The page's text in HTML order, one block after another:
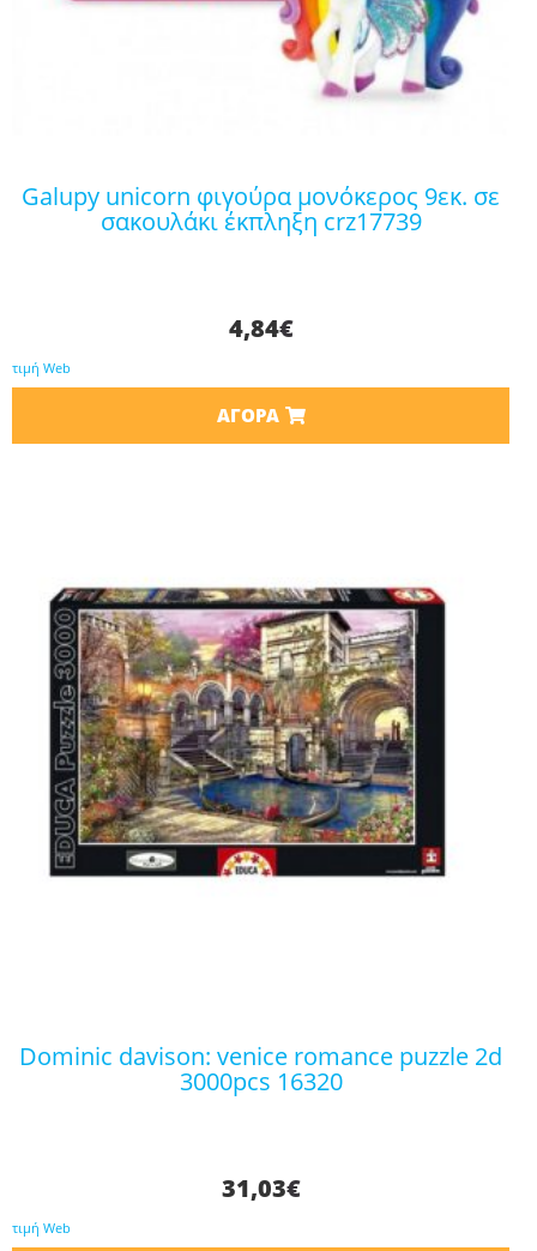
galupy unicorn φιγούρα μονόκερος 9εκ. σε
σακουλάκι έκπληξη crz17739
4,84€
τιμή Web
ΑΓΟΡΆ
dominic davison: venice romance puzzle 2d
3000pcs 16320
31,03€
τιμή Web